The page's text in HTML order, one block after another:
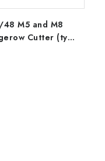
48 M5 and M8
Cutter (type